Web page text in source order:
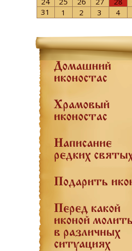
31
1 2 3 4
Домашний
иконостас
Храмовый
иконостас
Написание
редких
Подарить
Перед какой
иконой
в различных
ситуациях